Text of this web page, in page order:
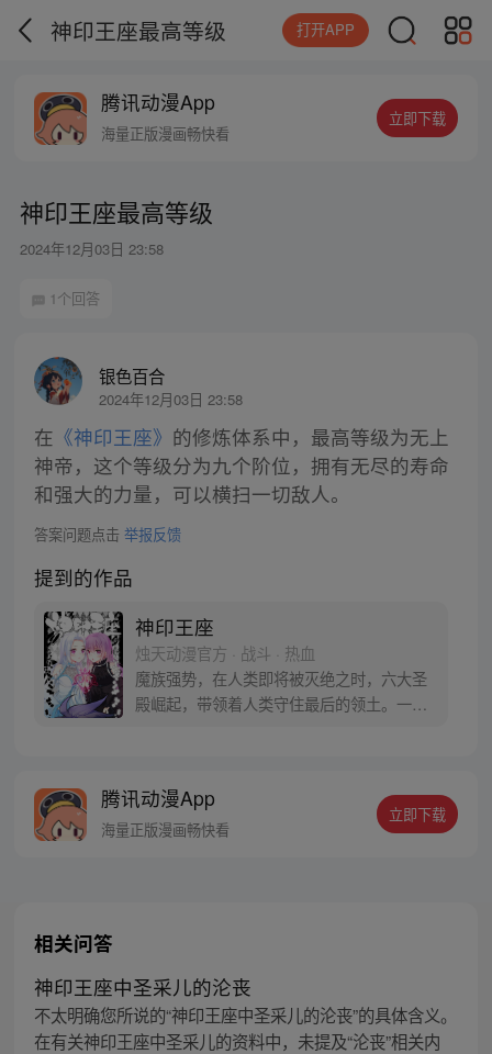
神印王座最高等级 打开APP
腾讯动漫App
海量正版漫画畅快看
立即下载
神印王座最高等级
2024年12月03日 23:58
1个回答
银色百合
2024年12月03日 23:58
在 《神印王座》 的修炼体系中，最高等级为无上
神帝，这个等级分为九个阶位，拥有无尽的寿命
和强大的力量，可以横扫一切敌人。
答案问题点击 举报反馈
提到的作品
神印王座
烛天动漫官方 · 战斗 · 热血
魔族强势，在人类即将被灭绝之时，六大圣
殿崛起，带领着人类守住最后的领土。一名
着骑士最高荣耀的神印王座？
腾讯动漫App
海量正版漫画畅快看
立即下载
相关问答
神印王座中圣采儿的沦丧
不太明确您所说的“神印王座中圣采儿的沦丧”的具体含义。
在有关神印王座中圣采儿的资料中，未提及“沦丧”相关内